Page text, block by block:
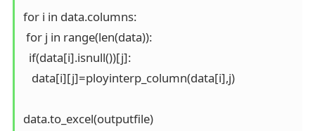
for i in data.columns:
for j in range(len(data)):
  if(data[i].isnull())[j]:
   data[i][j]=ployinterp_column(data[i],j)
data.to_excel(outputfile)